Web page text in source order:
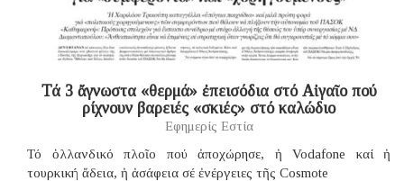
Τά 3 ἄγνωστα «θερμά» ἐπεισόδια στό Αἰγαῖο πού
ρίχνουν βαρειές «σκιές» στό καλώδιο
Εφημερίς Εστία
Τό ὁλλανδικό πλοῖο πού ἀποχώρησε, ἡ Vodafone καί ἡ
τουρκική ἄδεια, ἡ ἀσάφεια σέ ἐνέργειες τῆς Cosmote